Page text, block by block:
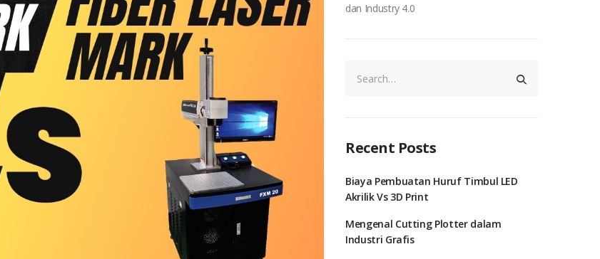
dan Industry 4.0
Recent Posts
Biaya Pembuatan Huruf Timbul LED
Akrilik Vs 3D Print
Mengenal Cutting Plotter dalam
Industri Grafis